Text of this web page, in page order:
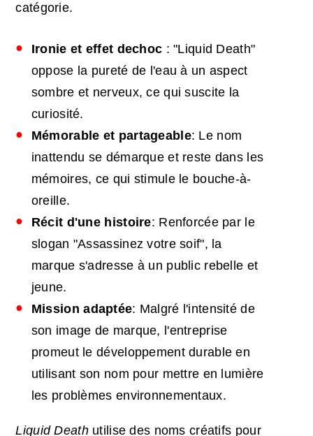
catégorie.
Ironie et effet dechoc : "Liquid Death"
oppose la pureté de l'eau à un aspect
sombre et nerveux, ce qui suscite la
curiosité.
Mémorable et partageable: Le nom
inattendu se démarque et reste dans les
mémoires, ce qui stimule le bouche-à-
oreille.
Récit d'une histoire: Renforcée par le
slogan "Assassinez votre soif", la
marque s'adresse à un public rebelle et
jeune.
Mission adaptée: Malgré l'intensité de
son image de marque, l'entreprise
promeut le développement durable en
utilisant son nom pour mettre en lumière
les problèmes environnementaux.
Liquid Deathutilise des noms créatifs pour